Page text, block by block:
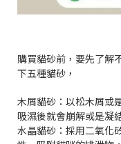
購買貓砂前，要先了解
下五種貓砂，
木屑貓砂：以松木屑或
吸濕後就會崩解或是凝
水晶貓砂：採用二氧化